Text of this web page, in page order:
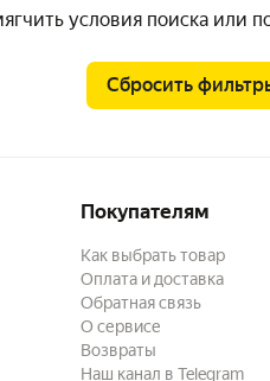
условия поиска или
Сбросить
Покупателям
Как выбрать товар
Оплата и доставка
Обратная связь
О сервисе
Возвраты
Наш канал в Telegram